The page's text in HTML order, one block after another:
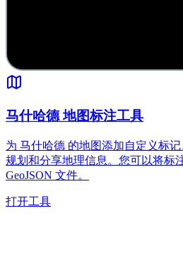
马什哈德 地图标注工具
为 马什哈德 的地图添加自定义标
规划和分享地理信息。您可以将标
GeoJSON 文件。
打开工具